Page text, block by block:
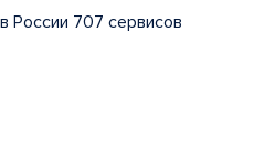
России 707 сервисов